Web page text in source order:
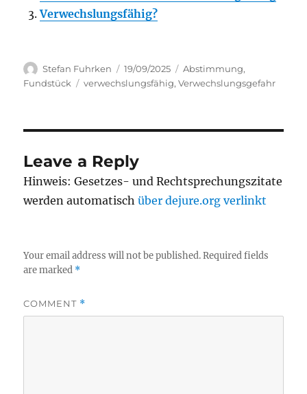
Verwechslungsfähig?
Author
Stefan Fuhrken
Posted
on
19/09/2025 Categories
Abstimmung,
Fundstück
Tags
verwechslungsfähig,Verwechslungsgefahr
Leave a Reply
Hinweis: Gesetzes- und Rechtsprechungszitate
werden automatischüber dejure.org verlinkt
Your email address will not be published. Required fields
are marked *
COMMENT *